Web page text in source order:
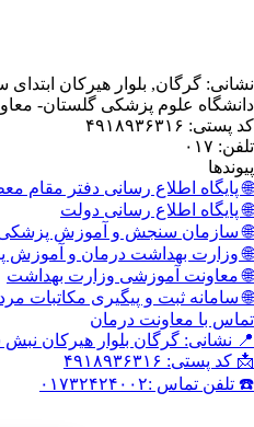
بلوار هیرکان ابتدای سایت
پزشکی گلستان- معاونت درمان
رسانی دفتر مقام معظم رهبری
رسانی دولت
و آموزش پزشکی
درمان و آموزش پزشکی
وزارت بهداشت
و پیگیری مکاتبات مردمی
درمان
بلوار هیرکان نبش سایت اداری